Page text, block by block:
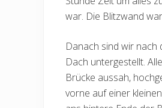
war. Die Blitzwand
Danach sind wir nach
Dach untergestellt.
Brücke aussah,
vorne auf einer